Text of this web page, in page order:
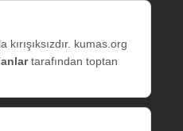
kırışıksızdır. kumas.org
tarafından toptan